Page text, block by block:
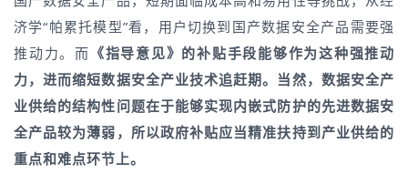
济学“帕累托模型”看，用户切换到国产数据安全产品需要强
推动力。而 《指导意见》的补贴手段能够作为这种强推动
力，进而缩短数据安全产业技术追赶期。当然，数据安全产
业供给的结构性问题在于能够实现内嵌式防护的先进数据安
全产品较为薄弱，所以政府补贴应当精准扶持到产业供给的
重点和难点环节上。